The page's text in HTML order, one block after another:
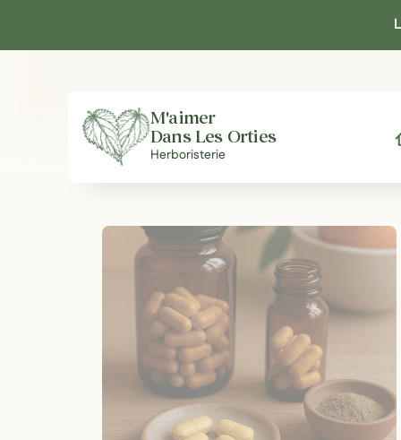
M'aimer
Dans Les Orties
Herboristerie